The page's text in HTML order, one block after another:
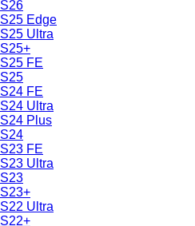
S26
S25 Edge
S25 Ultra
S25+
S25 FE
S25
S24 FE
S24 Ultra
S24 Plus
S24
S23 FE
S23 Ultra
S23
S23+
S22 Ultra
S22+